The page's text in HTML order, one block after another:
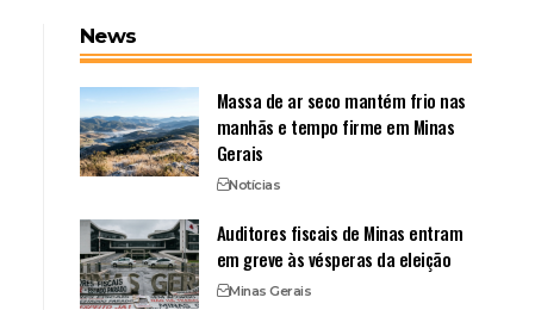
News
Massa de ar seco mantém frio nas
manhãs e tempo firme em Minas
Gerais
Notícias
Auditores fiscais de Minas entram
em greve às vésperas da eleição
Minas Gerais